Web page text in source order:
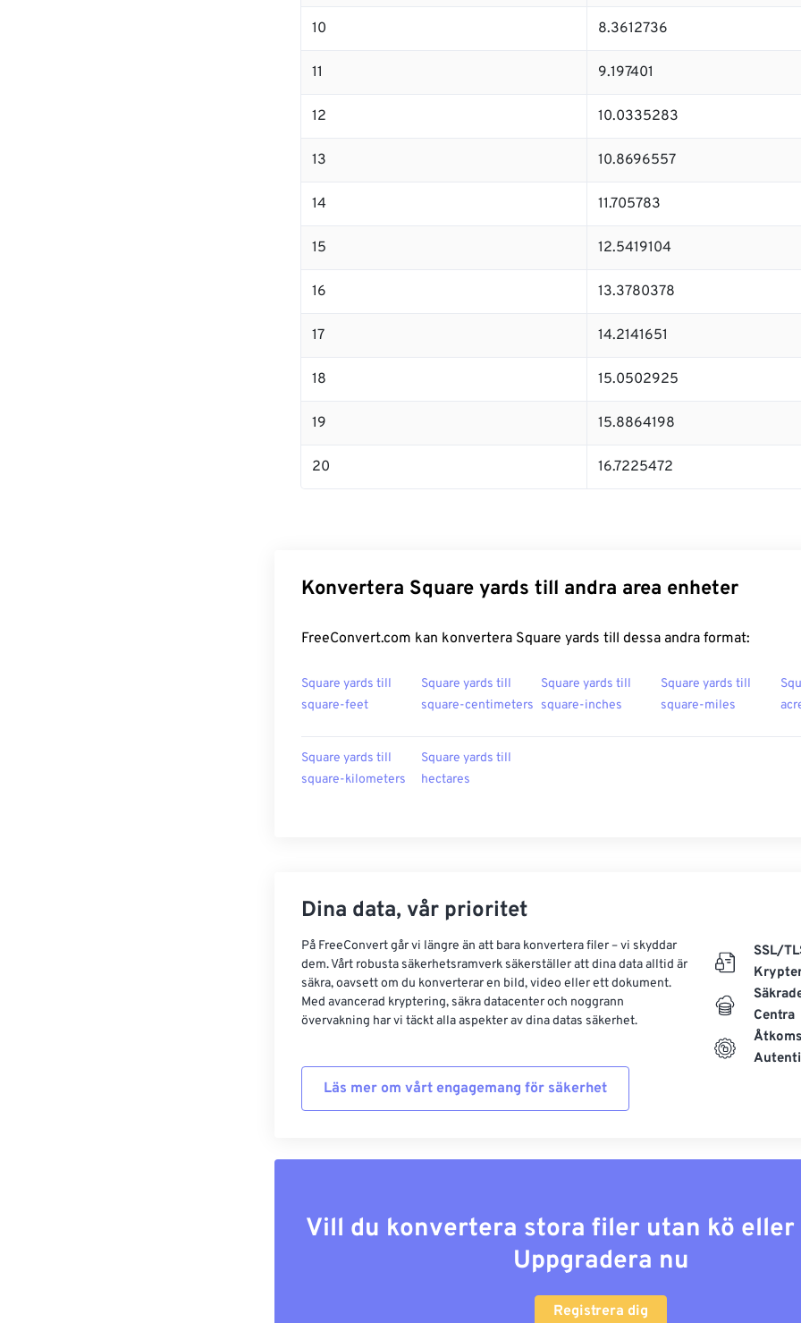
10 8.3612736
11 9.197401
12 10.0335283
13 10.8696557
14 11.705783
15 12.5419104
16 13.3780378
17 14.2141651
18 15.0502925
19 15.8864198
20 16.7225472
Konvertera Square yards till andra area enheter
FreeConvert.com kan konvertera Square yards till dessa andra format:
Square yards till
square-feet
Square yards till
square-centimeters
Square yards till
square-inches
Square yards till
square-miles
Square yards till
square-kilometers
Square yards till
hectares
Dina data, vår prioritet
På FreeConvert går vi längre än att bara konvertera filer – vi skyddar
dem. Vårt robusta säkerhetsramverk säkerställer att dina data alltid är
säkra, oavsett om du konverterar en bild, video eller ett dokument.
Med avancerad kryptering, säkra datacenter och noggrann
övervakning har vi täckt alla aspekter av dina datas säkerhet.
Läs mer om vårt engagemang för säkerhet
SSL/
Centra
Vill du konvertera stora filer utan kö eller
Uppgradera nu
Registrera dig